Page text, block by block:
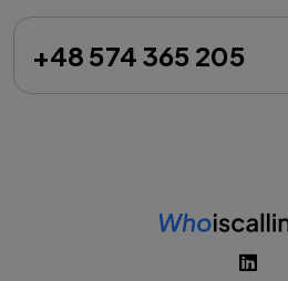
+48 574 365 205